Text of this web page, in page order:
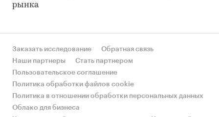
рынка
Заказать исследование
Обратная связь
Наши партнеры
Стать партнером
Пользовательское соглашение
Политика обработки файлов cookie
Политика в отношении обработки персональных данных
Облако для бизнеса